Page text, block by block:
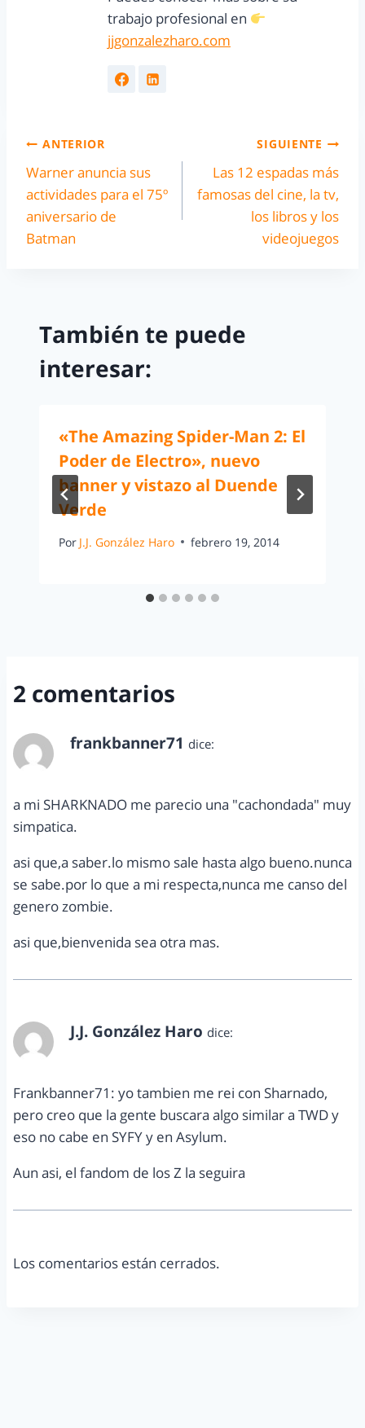
trabajo profesional en
jjgonzalezharo.com
ANTERIOR
Warner anuncia sus
actividades para el 75º
aniversario de
Batman
SIGUIENTE
Las 12 espadas más
famosas del cine, la tv,
los libros y los
videojuegos
También te puede
interesar:
«The Amazing Spider-Man 2: El
Poder de Electro», nuevo
banner y vistazo al Duende
Verde
Por J.J. González Haro febrero 19, 2014
2 comentarios
frankbanner71 dice:
a mi SHARKNADO me parecio una "cachondada" muy
simpatica.
asi que,a saber.lo mismo sale hasta algo bueno.nunca
se sabe.por lo que a mi respecta,nunca me canso del
genero zombie.
asi que,bienvenida sea otra mas.
J.J. González Haro dice:
Frankbanner71: yo tambien me rei con Sharnado,
pero creo que la gente buscara algo similar a TWD y
eso no cabe en SYFY y en Asylum.
Aun asi, el fandom de los Z la seguira
Los comentarios están cerrados.